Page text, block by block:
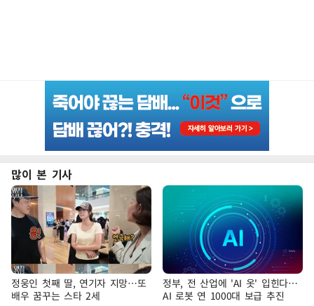
많이 본 기사
정웅인 첫째 딸, 연기자 지망…또
배우 꿈꾸는 스타 2세
정부, 전 산업에 'AI 옷' 입힌다…
AI 로봇 연 1000대 보급 추진